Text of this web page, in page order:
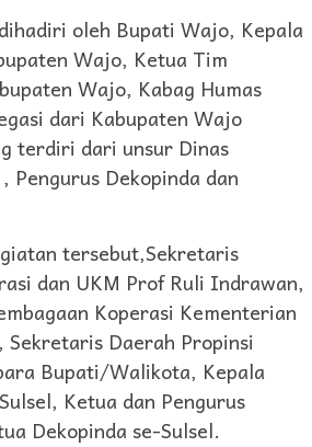
oleh Bupati Wajo, Kepala
Wajo, Ketua Tim
Wajo, Kabag Humas
dari Kabupaten Wajo
terdiri dari unsur Dinas
Pengurus Dekopinda dan
tersebut,Sekretaris
dan UKM Prof Ruli Indrawan,
Koperasi Kementerian
Sekretaris Daerah Propinsi
Bupati/Walikota, Kepala
Ketua dan Pengurus
Dekopinda se-Sulsel.